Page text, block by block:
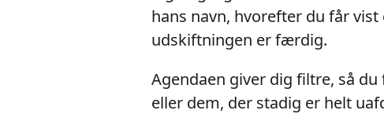
hans navn, hvorefter du får
udskiftningen er færdig.
Agendaen giver dig filtre, så
eller dem, der stadig er helt